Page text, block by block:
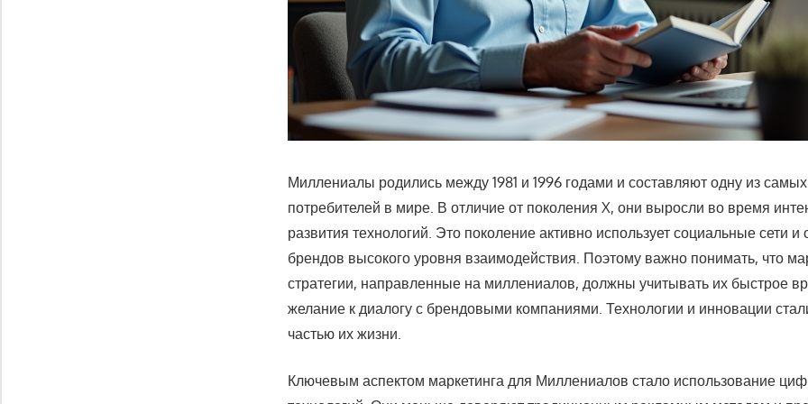
Миллениалы родились между 1981 и 1996 годами и составляют одну из
потребителей в мире. В отличие от поколения X, они выросли во время
развития технологий. Это поколение активно использует социальные сети и
брендов высокого уровня взаимодействия. Поэтому важно понимать, что
стратегии, направленные на миллениалов, должны учитывать их быстрое
желание к диалогу с брендовыми компаниями. Технологии и инновации
частью их жизни.
Ключевым аспектом маркетинга для Миллениалов стало использование